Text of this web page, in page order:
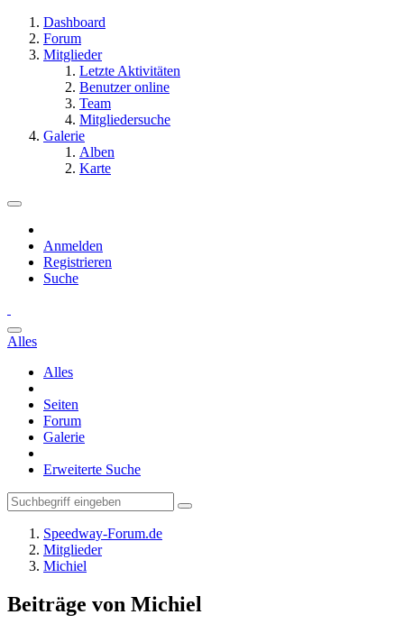
Dashboard
Forum
Mitglieder
Letzte Aktivitäten
Benutzer online
Team
Mitgliedersuche
Galerie
Alben
Karte
Anmelden
Registrieren
Suche
Alles
Alles
Seiten
Forum
Galerie
Erweiterte Suche
Speedway-Forum.de
Mitglieder
Michiel
Beiträge von Michiel